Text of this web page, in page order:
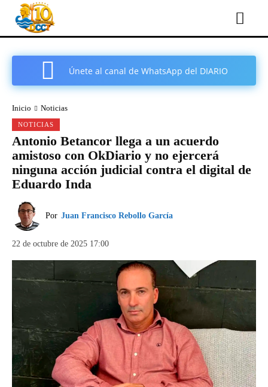
Únete al canal de WhatsApp del DIARIO
Inicio Noticias
NOTICIAS
Antonio Betancor llega a un acuerdo
amistoso con OkDiario y no ejercerá
ninguna acción judicial contra el digital de
Eduardo Inda
Por Juan Francisco Rebollo García
22 de octubre de 2025 17:00